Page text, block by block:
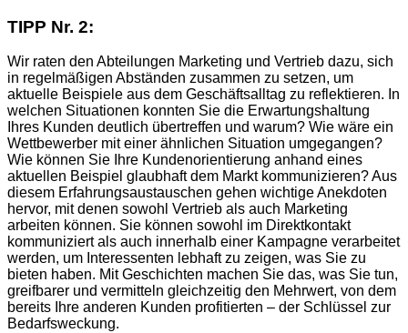
TIPP Nr. 2:
Wir raten den Abteilungen Marketing und Vertrieb dazu, sich
in regelmäßigen Abständen zusammen zu setzen, um
aktuelle Beispiele aus dem Geschäftsalltag zu reflektieren. In
welchen Situationen konnten Sie die Erwartungshaltung
Ihres Kunden deutlich übertreffen und warum? Wie wäre ein
Wettbewerber mit einer ähnlichen Situation umgegangen?
Wie können Sie Ihre Kundenorientierung anhand eines
aktuellen Beispiel glaubhaft dem Markt kommunizieren? Aus
diesem Erfahrungsaustauschen gehen wichtige Anekdoten
hervor, mit denen sowohl Vertrieb als auch Marketing
arbeiten können. Sie können sowohl im Direktkontakt
kommuniziert als auch innerhalb einer Kampagne verarbeitet
werden, um Interessenten lebhaft zu zeigen, was Sie zu
bieten haben. Mit Geschichten machen Sie das, was Sie tun,
greifbarer und vermitteln gleichzeitig den Mehrwert, von dem
bereits Ihre anderen Kunden profitierten – der Schlüssel zur
Bedarfsweckung.